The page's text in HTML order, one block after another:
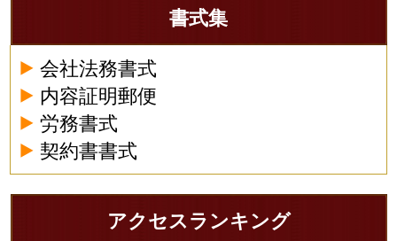
書式集
会社法務書式
内容証明郵便
労務書式
契約書書式
アクセスランキング